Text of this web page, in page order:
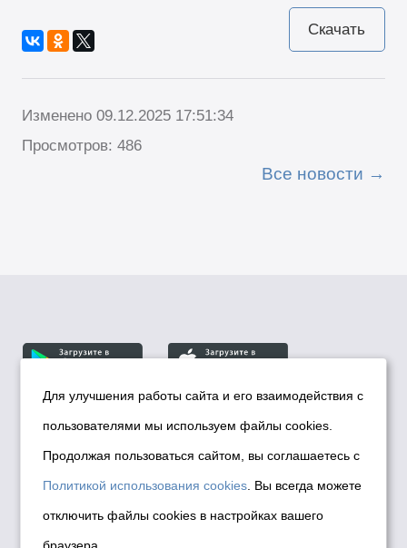
Скачать
Изменено 09.12.2025 17:51:34
Просмотров: 486
Все новости
© Департамент информационной политики мэрии
города Новосибирска, 2026
Политика использования Cookies
Политика по обработке персональных
данных в информационных системах
Для улучшения работы сайта и его взаимодействия с
пользователями мы используем файлы cookies.
Продолжая пользоваться сайтом, вы соглашаетесь с
Политикой использования cookies . Вы всегда можете
отключить файлы cookies в настройках вашего